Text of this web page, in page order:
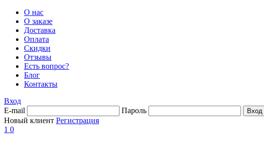
О нас
О заказе
Доставка
Оплата
Скидки
Отзывы
Есть вопрос?
Блог
Контакты
Вход
E-mail
Пароль
Новый клиент Регистрация
1 0